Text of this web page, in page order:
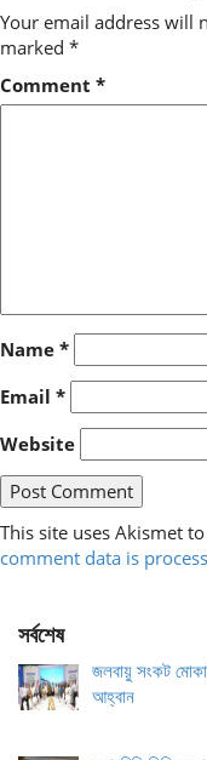
Your email address will
marked *
Comment *
Name *
Email *
Website
This site uses Akismet
comment data is
সর্বশেষ
জলবায়ু সংকট
আহ্বান